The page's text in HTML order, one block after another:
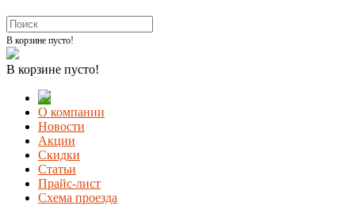
В корзине пусто!
В корзине пусто!
О компании
Новости
Акции
Скидки
Статьи
Прайс-лист
Схема проезда